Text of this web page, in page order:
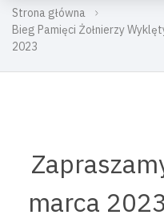
Strona główna
Bieg Pamięci Żołnierzy
2023
marca